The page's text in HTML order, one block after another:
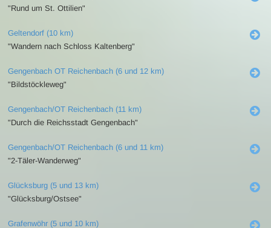
"Rund um St. Ottilien"
Geltendorf (10 km)
"Wandern nach Schloss Kaltenberg"
Gengenbach OT Reichenbach (6 und 12 km)
"Bildstöckleweg"
Gengenbach/OT Reichenbach (11 km)
"Durch die Reichsstadt Gengenbach"
Gengenbach/OT Reichenbach (6 und 11 km)
"2-Täler-Wanderweg"
Glücksburg (5 und 13 km)
"Glücksburg/Ostsee"
Grafenwöhr (5 und 10 km)